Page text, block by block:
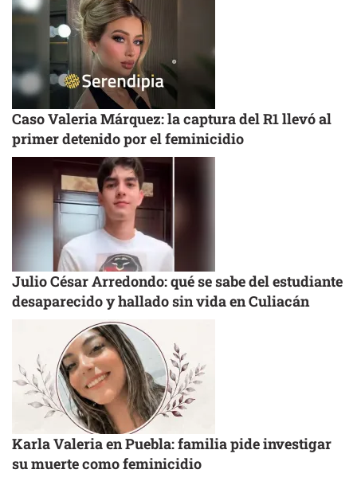
Caso Valeria Márquez: la captura del R1 llevó al
primer detenido por el feminicidio
Julio César Arredondo: qué se sabe del estudiante
desaparecido y hallado sin vida en Culiacán
Karla Valeria en Puebla: familia pide investigar
su muerte como feminicidio